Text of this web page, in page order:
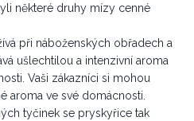
některé druhy mízy cenné
při náboženských obřadech a
ušlechtilou a intenzivní aroma
Vaši zákazníci si mohou
aroma ve své domácnosti.
tyčinek se pryskyřice tak